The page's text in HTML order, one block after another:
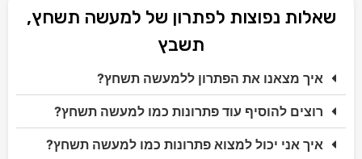
שאלות נפוצות לפתרון של למעשה תשחץ,
תשבץ
איך מצאנו את הפתרון ללמעשה תשחץ?
רוצים להוסיף עוד פתרונות כמו למעשה תשחץ?
איך אני יכול למצוא פתרונות כמו למעשה תשחץ?